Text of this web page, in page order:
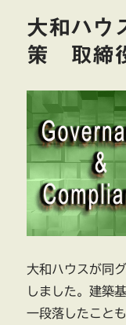
大和ハ
策 取締
大和ハウスが同
しました。建築
一段落したこと